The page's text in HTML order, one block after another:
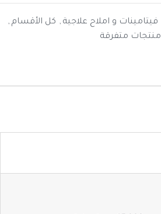
فيتامينات و املاح علاجية , كل الأقسام ,
منتجات متفرقة